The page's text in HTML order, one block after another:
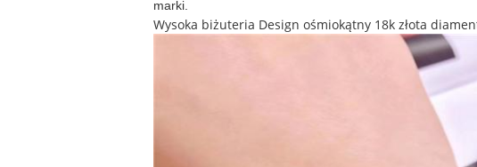
marki.
Wysoka biżuteria Design ośmiokątny 18k złota